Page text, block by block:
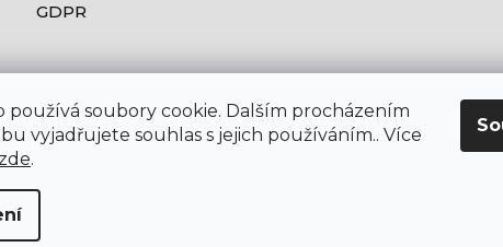
používá soubory cookie. Dalším procházením
vyjadřujete souhlas s jejich používáním.. Více
zde.
GDPR